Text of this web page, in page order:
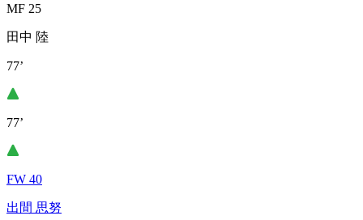
MF 25
田中 陸
77’
77’
FW 40
出間 思努